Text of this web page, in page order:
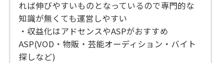
れば伸びやすいものとなっているので専門的な
知識が無くても運営しやすい
・収益化はアドセンスやASPがおすすめ
ASP(VOD・物販・芸能オーディション・バイト
探しなど)